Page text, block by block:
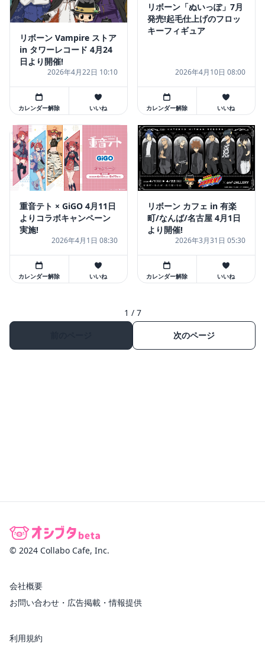
リボーン Vampire ストア
in タワーレコード 4月24
日より開催!
2026年4月22日 10:10
カレンダー解除 いいね
リボーン「ぬいっぽ」7月
発売!起毛仕上げのフロッ
キーフィギュア
2026年4月10日 08:00
カレンダー解除 いいね
重音テト × GiGO 4月11日
よりコラボキャンペーン
実施!
2026年4月1日 08:30
カレンダー解除 いいね
リボーン カフェ in 有楽
町/なんば/名古屋 4月1日
より開催!
2026年3月31日 05:30
カレンダー解除 いいね
1 / 7
次のページ
© 2024 Collabo Cafe, Inc.
会社概要
お問い合わせ・広告掲載・情報提供
利用規約